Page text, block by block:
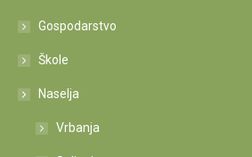
Gospodarstvo
Škole
Naselja
Vrbanja